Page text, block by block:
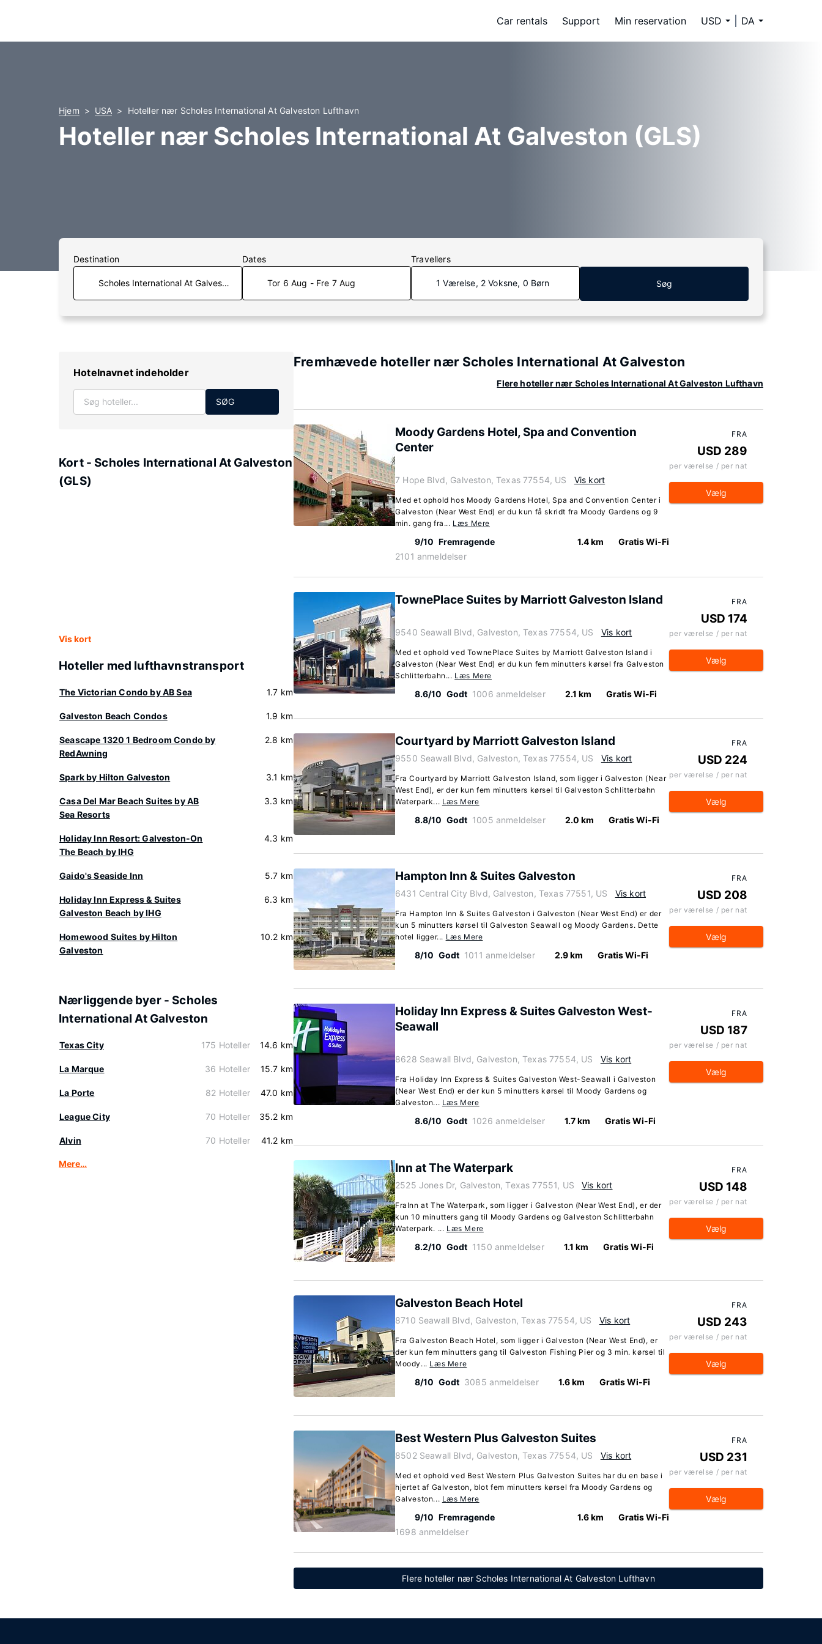
Car rentals Support Min reservation USD DA
Hjem USA Hoteller nær Scholes International At Galveston Lufthavn
Hoteller nær Scholes International At Galveston (GLS)
Destination Dates
Tor 6 Aug - Fre 7 Aug
Travellers
1 Værelse, 2 Voksne, 0 Børn Søg
Hotelnavnet indeholder
SØG
Kort - Scholes International At Galveston
(GLS)
Vis kort
Hoteller med lufthavnstransport
The Victorian Condo by AB Sea 1.7 km
Galveston Beach Condos 1.9 km
Seascape 1320 1 Bedroom Condo by
RedAwning
2.8 km
Spark by Hilton Galveston 3.1 km
Casa Del Mar Beach Suites by AB
Sea Resorts
3.3 km
Holiday Inn Resort: Galveston-On
The Beach by IHG
4.3 km
Gaido's Seaside Inn 5.7 km
Holiday Inn Express & Suites
Galveston Beach by IHG
6.3 km
Homewood Suites by Hilton
Galveston
10.2 km
Nærliggende byer - Scholes
International At Galveston
Texas City 175 Hoteller 14.6 km
La Marque 36 Hoteller 15.7 km
La Porte 82 Hoteller 47.0 km
League City 70 Hoteller 35.2 km
Alvin 70 Hoteller 41.2 km
Mere…
Fremhævede hoteller nær Scholes International At Galveston
Flere hoteller nær Scholes International At Galveston Lufthavn
Moody Gardens Hotel, Spa and Convention
Center
7 Hope Blvd, Galveston, Texas 77554, US Vis kort
Med et ophold hos Moody Gardens Hotel, Spa and Convention Center i
Galveston (Near West End) er du kun få skridt fra Moody Gardens og 9
min. gang fra... Læs Mere
9/10 Fremragende
2101 anmeldelser
1.4 km Gratis Wi-Fi
FRA
USD 289
per værelse / per nat
Vælg
TownePlace Suites by Marriott Galveston Island
9540 Seawall Blvd, Galveston, Texas 77554, US Vis kort
Med et ophold ved TownePlace Suites by Marriott Galveston Island i
Galveston (Near West End) er du kun fem minutters kørsel fra Galveston
Schlitterbahn... Læs Mere
8.6/10 Godt 1006 anmeldelser 2.1 km Gratis Wi-Fi
FRA
USD 174
per værelse / per nat
Vælg
Courtyard by Marriott Galveston Island
9550 Seawall Blvd, Galveston, Texas 77554, US Vis kort
Fra Courtyard by Marriott Galveston Island, som ligger i Galveston (Near
West End), er der kun fem minutters kørsel til Galveston Schlitterbahn
Waterpark... Læs Mere
8.8/10 Godt 1005 anmeldelser 2.0 km Gratis Wi-Fi
FRA
USD 224
per værelse / per nat
Vælg
Hampton Inn & Suites Galveston
6431 Central City Blvd, Galveston, Texas 77551, US Vis kort
Fra Hampton Inn & Suites Galveston i Galveston (Near West End) er der
kun 5 minutters kørsel til Galveston Seawall og Moody Gardens. Dette
hotel ligger... Læs Mere
8/10 Godt 1011 anmeldelser 2.9 km Gratis Wi-Fi
FRA
USD 208
per værelse / per nat
Vælg
Holiday Inn Express & Suites Galveston West-
Seawall
8628 Seawall Blvd, Galveston, Texas 77554, US Vis kort
Fra Holiday Inn Express & Suites Galveston West-Seawall i Galveston
(Near West End) er der kun 5 minutters kørsel til Moody Gardens og
Galveston... Læs Mere
8.6/10 Godt 1026 anmeldelser 1.7 km Gratis Wi-Fi
FRA
USD 187
per værelse / per nat
Vælg
Inn at The Waterpark
2525 Jones Dr, Galveston, Texas 77551, US Vis kort
FraInn at The Waterpark, som ligger i Galveston (Near West End), er der
kun 10 minutters gang til Moody Gardens og Galveston Schlitterbahn
Waterpark. ... Læs Mere
8.2/10 Godt 1150 anmeldelser 1.1 km Gratis Wi-Fi
FRA
USD 148
per værelse / per nat
Vælg
Galveston Beach Hotel
8710 Seawall Blvd, Galveston, Texas 77554, US Vis kort
Fra Galveston Beach Hotel, som ligger i Galveston (Near West End), er
der kun fem minutters gang til Galveston Fishing Pier og 3 min. kørsel til
Moody... Læs Mere
8/10 Godt 3085 anmeldelser 1.6 km Gratis Wi-Fi
FRA
USD 243
per værelse / per nat
Vælg
Best Western Plus Galveston Suites
8502 Seawall Blvd, Galveston, Texas 77554, US Vis kort
Med et ophold ved Best Western Plus Galveston Suites har du en base i
hjertet af Galveston, blot fem minutters kørsel fra Moody Gardens og
Galveston... Læs Mere
9/10 Fremragende
1698 anmeldelser
1.6 km Gratis Wi-Fi
FRA
USD 231
per værelse / per nat
Vælg
Flere hoteller nær Scholes International At Galveston Lufthavn